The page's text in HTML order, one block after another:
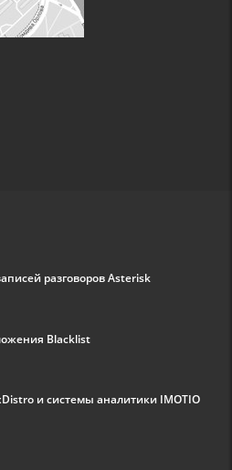
разговоров Asterisk
Blacklist
и системы аналитики IMOTIO